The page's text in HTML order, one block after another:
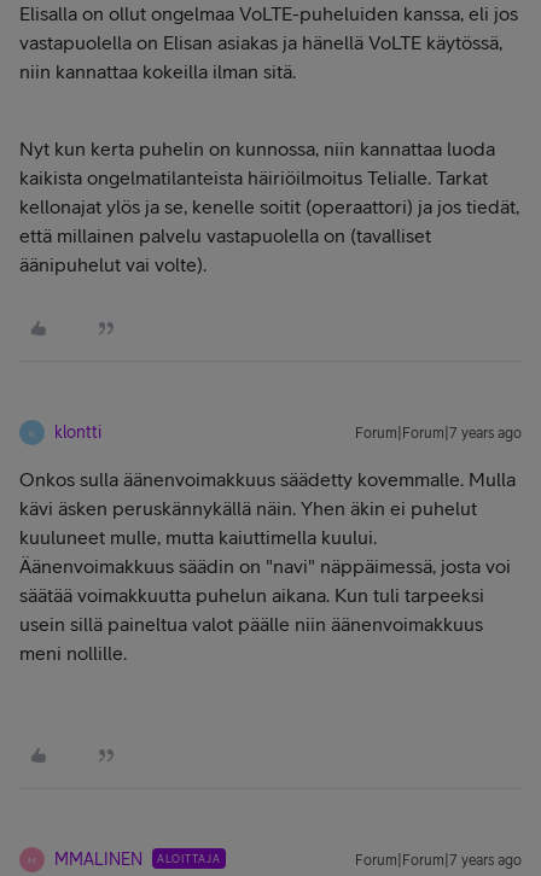
Elisalla on ollut ongelmaa VoLTE-puheluiden kanssa, eli jos
vastapuolella on Elisan asiakas ja hänellä VoLTE käytössä,
niin kannattaa kokeilla ilman sitä.
Nyt kun kerta puhelin on kunnossa, niin kannattaa luoda
kaikista ongelmatilanteista häiriöilmoitus Telialle. Tarkat
kellonajat ylös ja se, kenelle soitit (operaattori) ja jos tiedät,
että millainen palvelu vastapuolella on (tavalliset
äänipuhelut vai volte).
K klontti Forum|Forum|7 years ago
Onkos sulla äänenvoimakkuus säädetty kovemmalle. Mulla
kävi äsken peruskännykällä näin. Yhen äkin ei puhelut
kuuluneet mulle, mutta kaiuttimella kuului.
Äänenvoimakkuus säädin on "navi" näppäimessä, josta voi
säätää voimakkuutta puhelun aikana. Kun tuli tarpeeksi
usein sillä paineltua valot päälle niin äänenvoimakkuus
meni nollille.
M MMALINEN ALOITTAJA Forum|Forum|7 years ago